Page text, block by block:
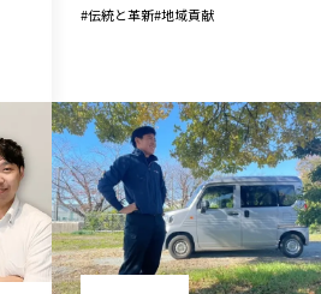
アンバサダー
#伝統と革新#地域貢献